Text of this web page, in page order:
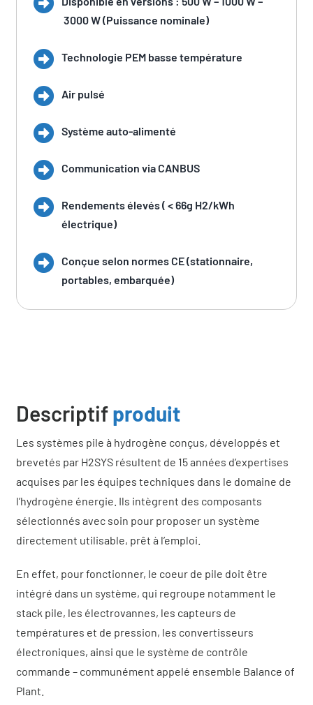
3000 W (Puissance nominale)
Technologie PEM basse température
Air pulsé
Système auto-alimenté
Communication via CANBUS
Rendements élevés ( < 66g H2/kWh
électrique)
Conçue selon normes CE (stationnaire,
portables, embarquée)
Descriptifproduit
Les systèmes pile à hydrogène conçus, développés et
brevetés par H2SYS résultent de 15 années d’expertises
acquises par les équipes techniques dans le domaine de
l’hydrogène énergie. Ils intègrent des composants
sélectionnés avec soin pour proposer un système
directement utilisable, prêt à l’emploi.
En effet, pour fonctionner, le coeur de pile doit être
intégré dans un système, qui regroupe notamment le
stack pile, les électrovannes, les capteurs de
températures et de pression, les convertisseurs
électroniques, ainsi que le système de contrôle
commande – communément appelé ensemble Balance of
Plant.